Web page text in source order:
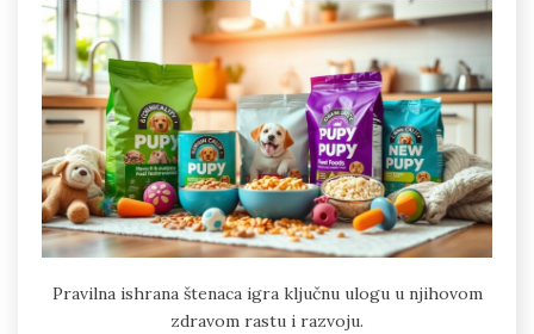
Pravilna ishrana štenaca igra ključnu ulogu u njihovom
zdravom rastu i razvoju.